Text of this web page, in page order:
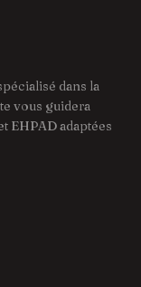
dans la
vous guidera
EHPAD adaptées